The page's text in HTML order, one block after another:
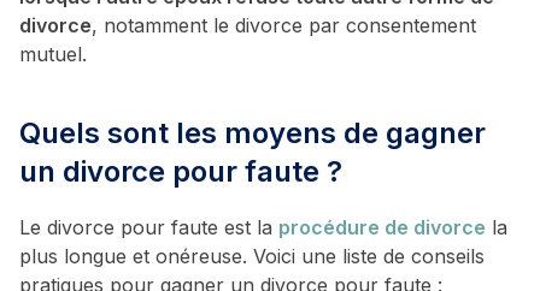
divorce, notamment le divorce par consentement
mutuel.
Quels sont les moyens de gagner
un divorce pour faute ?
Le divorce pour faute est la procédure de divorce la
plus longue et onéreuse. Voici une liste de conseils
pratiques pour gagner un divorce pour faute :